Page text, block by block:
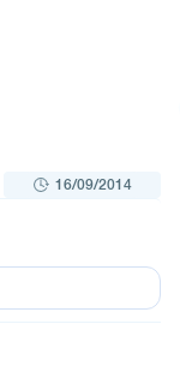
16/09/2014